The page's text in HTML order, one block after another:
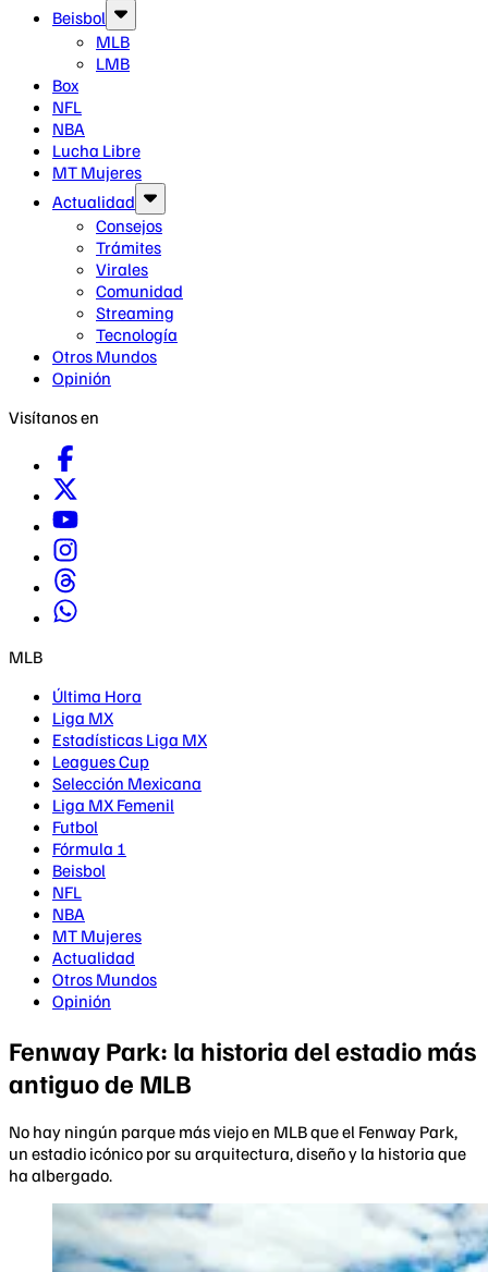
Beisbol
MLB
LMB
Box
NFL
NBA
Lucha Libre
MT Mujeres
Actualidad
Consejos
Trámites
Virales
Comunidad
Streaming
Tecnología
Otros Mundos
Opinión
Visítanos en
MLB
Última Hora
Liga MX
Estadísticas Liga MX
Leagues Cup
Selección Mexicana
Liga MX Femenil
Futbol
Fórmula 1
Beisbol
NFL
NBA
MT Mujeres
Actualidad
Otros Mundos
Opinión
Fenway Park: la historia del estadio más
antiguo de MLB
No hay ningún parque más viejo en MLB que el Fenway Park,
un estadio icónico por su arquitectura, diseño y la historia que
ha albergado.